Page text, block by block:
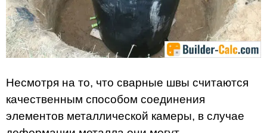
Несмотря на то, что сварные швы считаются
качественным способом соединения
элементов металлической камеры, в случае